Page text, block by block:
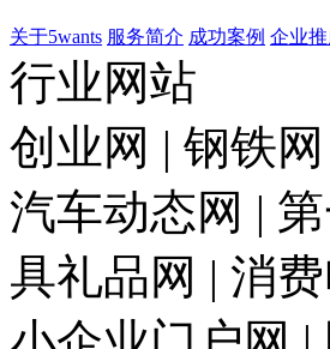
关于5wants 服务简介 成功案例 企业
行业网站
创业网 | 钢铁
汽车动态网 |
具礼品网 | 消